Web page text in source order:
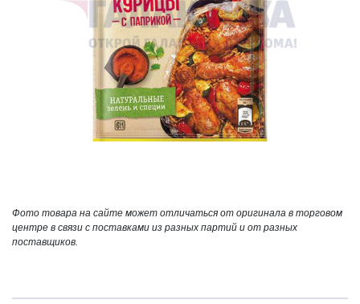
Фото товара на сайте может отличаться от оригинала в торговом
центре в связи с поставками из разных партий и от разных
поставщиков.